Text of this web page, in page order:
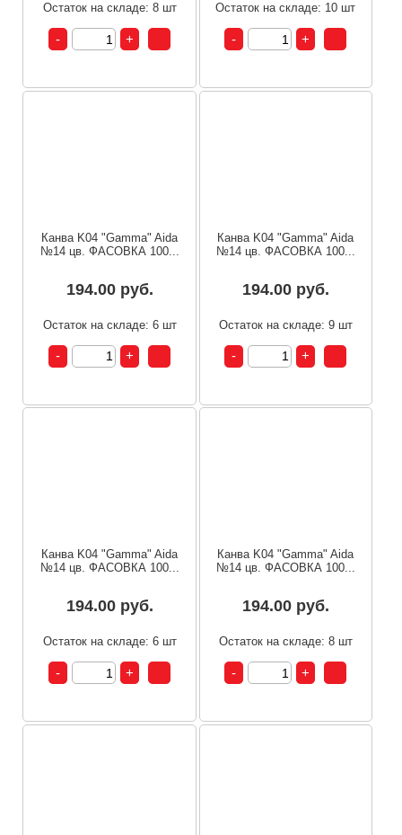
Остаток на складе: 8 шт Остаток на складе: 10 шт
Канва K04 "Gamma" Aida
№14 цв. ФАСОВКА 100...
194.00 руб.
Остаток на складе: 6 шт
Канва K04 "Gamma" Aida
№14 цв. ФАСОВКА 100...
194.00 руб.
Остаток на складе: 9 шт
Канва K04 "Gamma" Aida
№14 цв. ФАСОВКА 100...
194.00 руб.
Остаток на складе: 6 шт
Канва K04 "Gamma" Aida
№14 цв. ФАСОВКА 100...
194.00 руб.
Остаток на складе: 8 шт